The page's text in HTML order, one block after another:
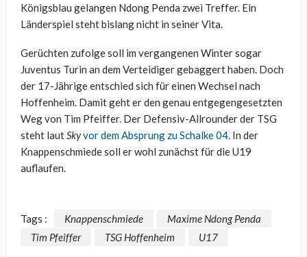
Königsblau gelangen Ndong Penda zwei Treffer. Ein
Länderspiel steht bislang nicht in seiner Vita.
Gerüchten zufolge soll im vergangenen Winter sogar
Juventus Turin an dem Verteidiger gebaggert haben. Doch
der 17-Jährige entschied sich für einen Wechsel nach
Hoffenheim. Damit geht er den genau entgegengesetzten
Weg von Tim Pfeiffer. Der Defensiv-Allrounder der TSG
steht lautSkyvor dem Absprung zu Schalke 04. In der
Knappenschmiede soll er wohl zunächst für die U19
auflaufen.
Tags : Knappenschmiede
Maxime Ndong Penda
Tim Pfeiffer
TSG Hoffenheim U17